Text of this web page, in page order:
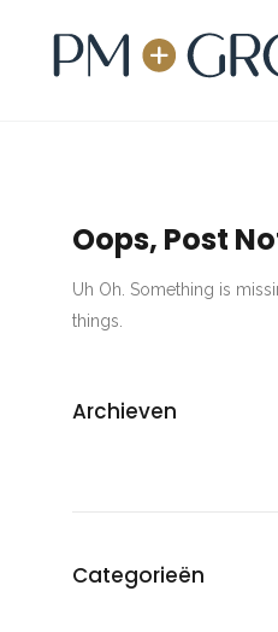
Oops, Post
Uh Oh. Something is
things.
Archieven
Categorieën